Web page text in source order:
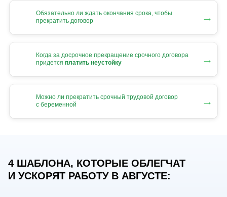
Обязательно ли ждать окончания срока, чтобы
прекратить договор
→
Когда за досрочное прекращение срочного договора
придется платить неустойку →
Можно ли прекратить срочный трудовой договор
с беременной
→
4 ШАБЛОНА, КОТОРЫЕ ОБЛЕГЧАТ
И УСКОРЯТ РАБОТУ В АВГУСТЕ: